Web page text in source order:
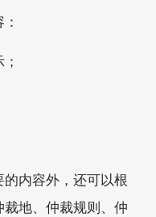
内容外，还可以根
地、仲裁规则、仲